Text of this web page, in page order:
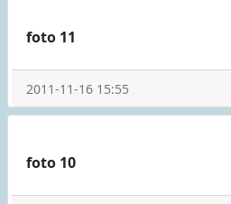
foto 11
2011-11-16 15:55
foto 10